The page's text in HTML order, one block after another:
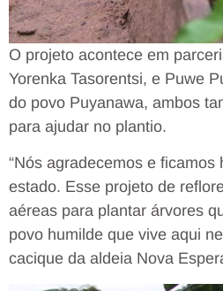
O projeto acontece em
Yorenka Tasorentsi, e Puwe
do povo Puyanawa, ambos
para ajudar no plantio.
“Nós agradecemos e
estado. Esse projeto de
aéreas para plantar árvores
povo humilde que vive aqui
cacique da aldeia Nova